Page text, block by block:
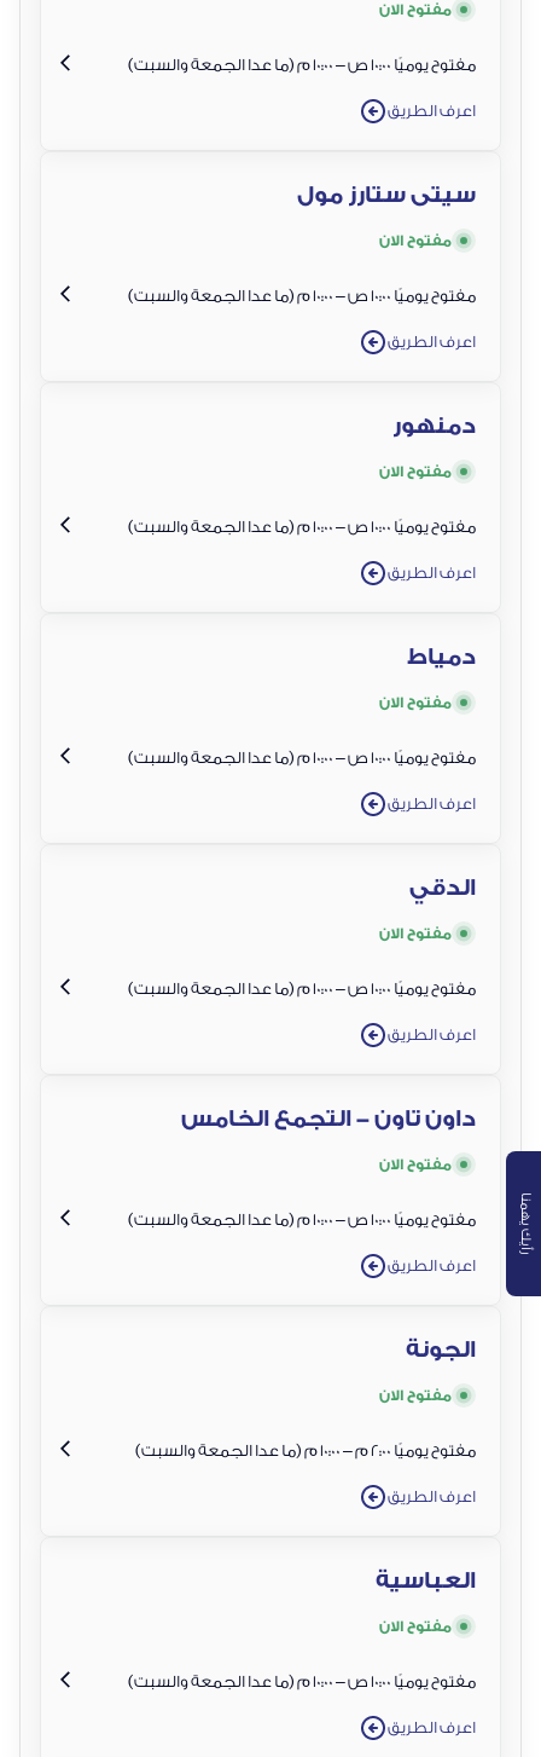
مفتوح الان
مفتوح يوميًا 10:00 ص – 10:00 م (ما عدا الجمعة والسبت)
اعرف الطريق
سيتى ستارز مول
مفتوح الان
مفتوح يوميًا 10:00 ص – 10:00 م (ما عدا الجمعة والسبت)
اعرف الطريق
دمنهور
مفتوح الان
مفتوح يوميًا 10:00 ص – 10:00 م (ما عدا الجمعة والسبت)
اعرف الطريق
دمياط
مفتوح الان
مفتوح يوميًا 10:00 ص – 10:00 م (ما عدا الجمعة والسبت)
اعرف الطريق
الدقي
مفتوح الان
مفتوح يوميًا 10:00 ص – 10:00 م (ما عدا الجمعة والسبت)
اعرف الطريق
داون تاون - التجمع الخامس
مفتوح الان
مفتوح يوميًا 10:00 ص – 10:00 م (ما عدا الجمعة والسبت)
اعرف الطريق
الجونة
مفتوح الان
مفتوح يوميًا 2:00 م – 10:00 م (ما عدا الجمعة والسبت)
اعرف الطريق
العباسية
مفتوح الان
مفتوح يوميًا 10:00 ص – 10:00 م (ما عدا الجمعة والسبت)
اعرف الطريق
رأيك يهمنا